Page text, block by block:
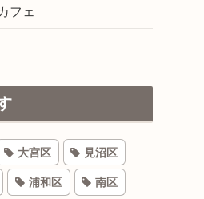
フェ
大宮区 見沼区
浦和区 南区